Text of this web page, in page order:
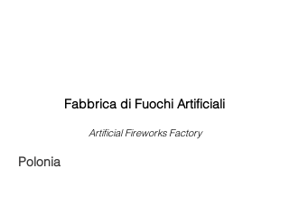
Fabbrica di Fuochi Artificiali
Artificial Fireworks Factory
Polonia